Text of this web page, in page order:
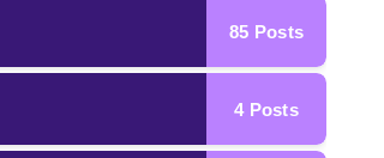
85 Posts
4Posts